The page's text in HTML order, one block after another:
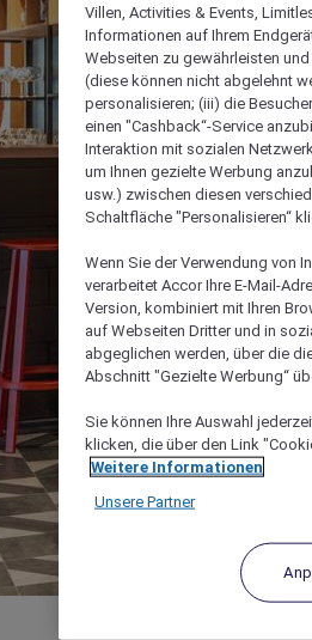
Villen, Activities & Events,
Informationen auf Ihrem
Webseiten zu gewährleisten
(diese können nicht abgelehnt
personalisieren; (iii) die
einen "Cashback“-Service
Interaktion mit sozialen
um Ihnen gezielte Werbung
usw.) zwischen diesen
Schaltfläche "Personalisieren“
Wenn Sie der Verwendung von
verarbeitet Accor Ihre E-Mail-
Version, kombiniert mit Ihren
auf Webseiten Dritter und in
abgeglichen werden, über die
Abschnitt "Gezielte Werbung“
Sie können Ihre Auswahl
klicken, die über den Link
Weitere Informationen
Unsere Partner